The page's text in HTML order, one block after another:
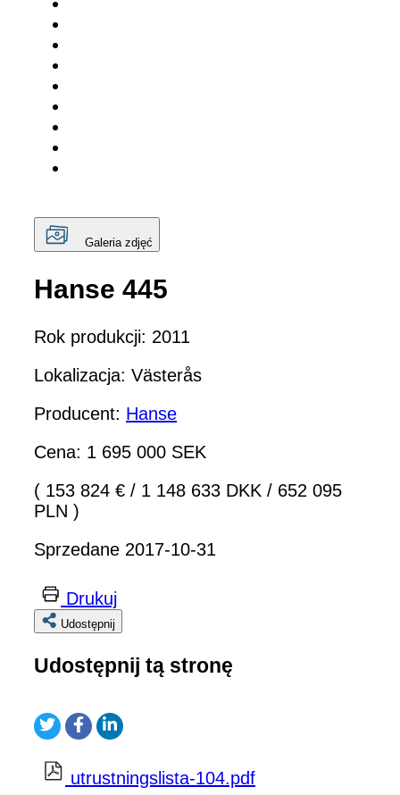
Galeria zdjęć
Hanse 445
Rok produkcji: 2011
Lokalizacja: Västerås
Producent: Hanse
Cena: 1 695 000 SEK
( 153 824 € / 1 148 633 DKK / 652 095
PLN )
Sprzedane 2017-10-31
Drukuj
Udostępnij
Udostępnij tą stronę
utrustningslista-104.pdf